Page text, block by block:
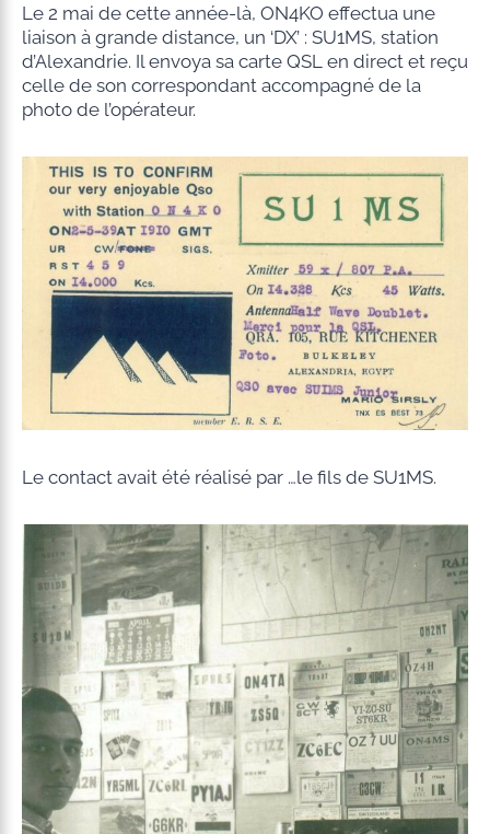
Le 2 mai de cette année-là, ON4KO effectua une
liaison à grande distance, un ‘DX’ : SU1MS, station
d’Alexandrie. Il envoya sa carte QSL en direct et reçu
celle de son correspondant accompagné de la
photo de l’opérateur.
Le contact avait été réalisé par …le fils de SU1MS.